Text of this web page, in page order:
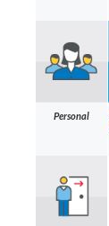
Personal